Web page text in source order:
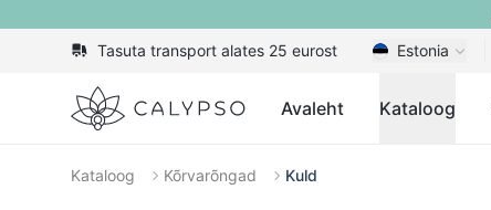
Tasuta transport alates 25 eurost Estonia
Calypso Avaleht Kataloog
Kataloog Kõrvarõngad Kuld